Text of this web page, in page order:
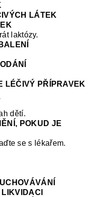
LÁTEK
laktózy.
LÉČIVÝ PŘÍPRAVEK
dětí.
POKUD JE
se s lékařem.